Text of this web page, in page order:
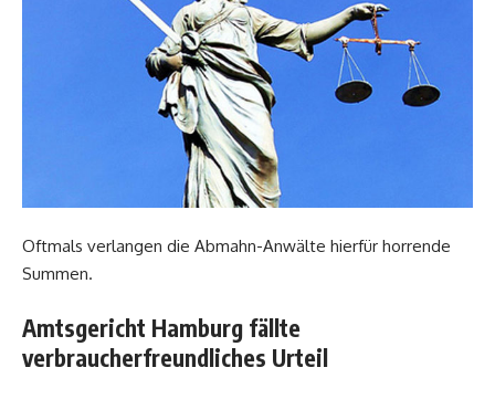
Oftmals verlangen die Abmahn-Anwälte hierfür horrende
Summen.
Amtsgericht Hamburg fällte
verbraucherfreundliches Urteil